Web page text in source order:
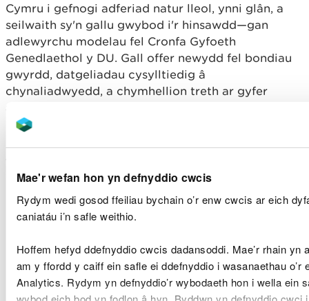
Mae'r wefan hon yn defnyddio cwcis
Rydym wedi gosod ffeiliau bychain o’r enw cwcis ar eich
caniatáu i’n safle weithio.
Hoffem hefyd ddefnyddio cwcis dadansoddi. Mae’r rhain yn
am y ffordd y caiff ein safle ei ddefnyddio i wasanaethau o’r
Analytics. Rydym yn defnyddio’r wybodaeth hon i wella ein
Cymru i gefnogi adferiad natur lleol, ynni glân, a
seilwaith sy'n gallu gwybod i'r hinsawdd—gan
adlewyrchu modelau fel Cronfa Gyfoeth
Genedlaethol y DU. Gall offer newydd fel bondiau
gwyrdd, datgeliadau cysylltiedig â
chynaliadwyedd, a chymhellion treth ar gyfer
risg o brosiectau natur a hinsawdd. Gall
dangosir gan fentrau fel Great British Energy.
Bydd dull cysylltiedig ac wedi'i ariannu'n dda:
adfer ecosystemau allweddol;
Adeiladu gwytnwch hinsawdd mewn cymunedau,
seilwaith a defnydd tir;
Creu swyddi gwyrdd a thwf economaidd trwy